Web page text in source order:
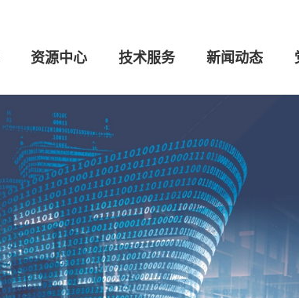
资源中心 技术服务 新闻动态